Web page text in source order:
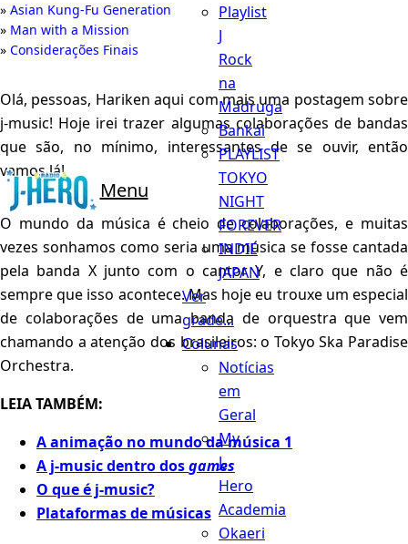
Menu
Playlist
J
Rock
na
Madruga
Bankai
PLAYLIST
TOKYO
NIGHT
FOREVER
INDIE
JAPAN
Ver
grade...
Colunas
Notícias
em
Geral
My
J-
Hero
Academia
Okaeri
Asian Kung-Fu Generation
Man with a Mission
Considerações Finais
Olá, pessoas, Hariken aqui com mais uma postagem sobre
j-music! Hoje irei trazer algumas colaborações de bandas
que são, no mínimo, interessantes de se ouvir, então
vamos lá!
O mundo da música é cheio de colaborações, e muitas
vezes sonhamos como seria uma música se fosse cantada
pela banda X junto com o cantor Y, e claro que não é
sempre que isso acontece. Mas hoje eu trouxe um especial
de colaborações de uma banda de orquestra que vem
chamando a atenção dos brasileiros: o Tokyo Ska Paradise
Orchestra.
LEIA TAMBÉM:
A animação no mundo da música 1
A j-music dentro dosgames
O que é j-music?
Plataformas de músicas